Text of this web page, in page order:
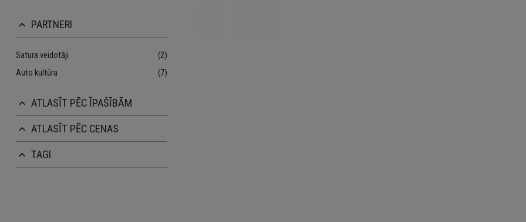
keyboard_arrow_up PARTNERI
Satura veidotāji
(2)
Auto kultūra
(7)
keyboard_arrow_up ATLASĪT PĒC ĪPAŠĪBĀM
keyboard_arrow_up ATLASĪT PĒC CENAS
keyboard_arrow_up TAGI